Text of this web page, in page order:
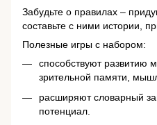
Забудьте о правилах –
составьте с ними истории,
Полезные игры с набором:
способствуют развитию
зрительной памяти,
расширяют словарный
потенциал.